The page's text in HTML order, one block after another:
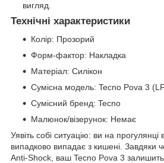
вигляд.
Технічні характеристики
Колір: Прозорий
Форм-фактор: Накладка
Матеріал: Силікон
Сумісна модель: Tecno Pova 3
Сумісний бренд: Tecno
Малюнок/візерунок: Немає
Уявіть собі ситуацію: ви на
випадково випадає з кишені. Завдяки
Anti-Shock, ваш Tecno Pova 3